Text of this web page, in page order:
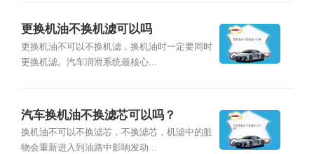
更换机油不换机滤可以吗
更换机油不可以不换机滤，换机油时一定要同时
更换机滤。汽车润滑系统最核心...
汽车换机油不换滤芯可以吗？
换机油不可以不换滤芯，不换滤芯，机滤中的脏
物会重新进入到油路中影响发动...